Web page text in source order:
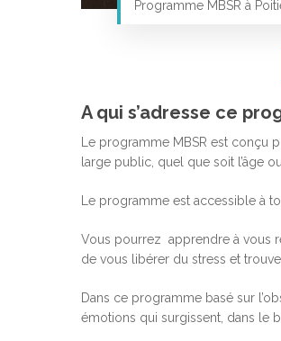
Programme MBSR à
A qui s’adresse ce
Le programme MBSR est conçu
large public, quel que soit l’âge
Le programme est accessible à
Vous pourrez apprendre à vous
de vous libérer du stress et
Dans ce programme basé sur
émotions qui surgissent, dans le